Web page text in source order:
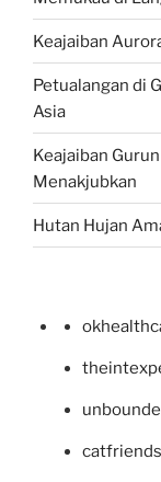
Keajaiban
Petualangan di
Asia
Keajaiban
Menakjubkan
Hutan Hujan